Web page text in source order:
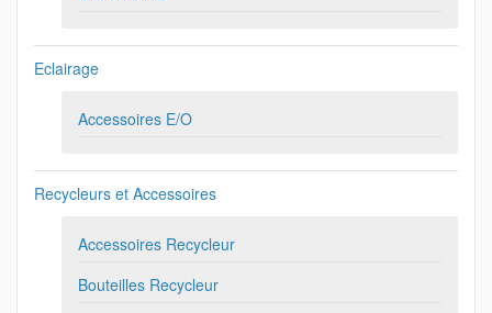
Eclairage
Accessoires E/O
Recycleurs et Accessoires
Accessoires Recycleur
Bouteilles Recycleur